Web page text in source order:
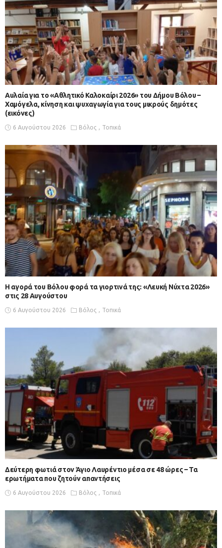
Αυλαία για το «Αθλητικό Καλοκαίρι 2026» του Δήμου Βόλου –
Χαμόγελα, κίνηση και ψυχαγωγία για τους μικρούς δημότες
(εικόνες)
6 Αυγούστου 2026 Βόλος Τοπικά
Η αγορά του Βόλου φορά τα γιορτινά της: «Λευκή Νύχτα 2026»
στις 28 Αυγούστου
6 Αυγούστου 2026 Βόλος Τοπικά
Δεύτερη φωτιά στον Άγιο Λαυρέντιο μέσα σε 48 ώρες – Τα
ερωτήματα που ζητούν απαντήσεις
6 Αυγούστου 2026 Βόλος Τοπικά